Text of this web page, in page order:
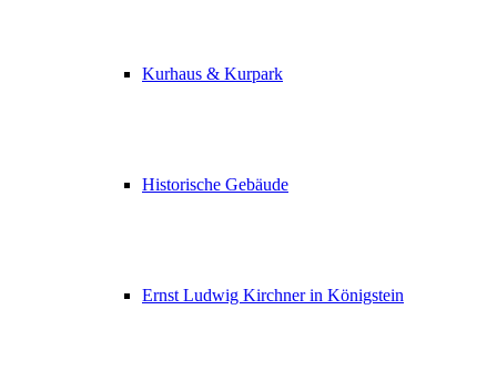
Kurhaus & Kurpark
Historische Gebäude
Ernst Ludwig Kirchner in Königstein